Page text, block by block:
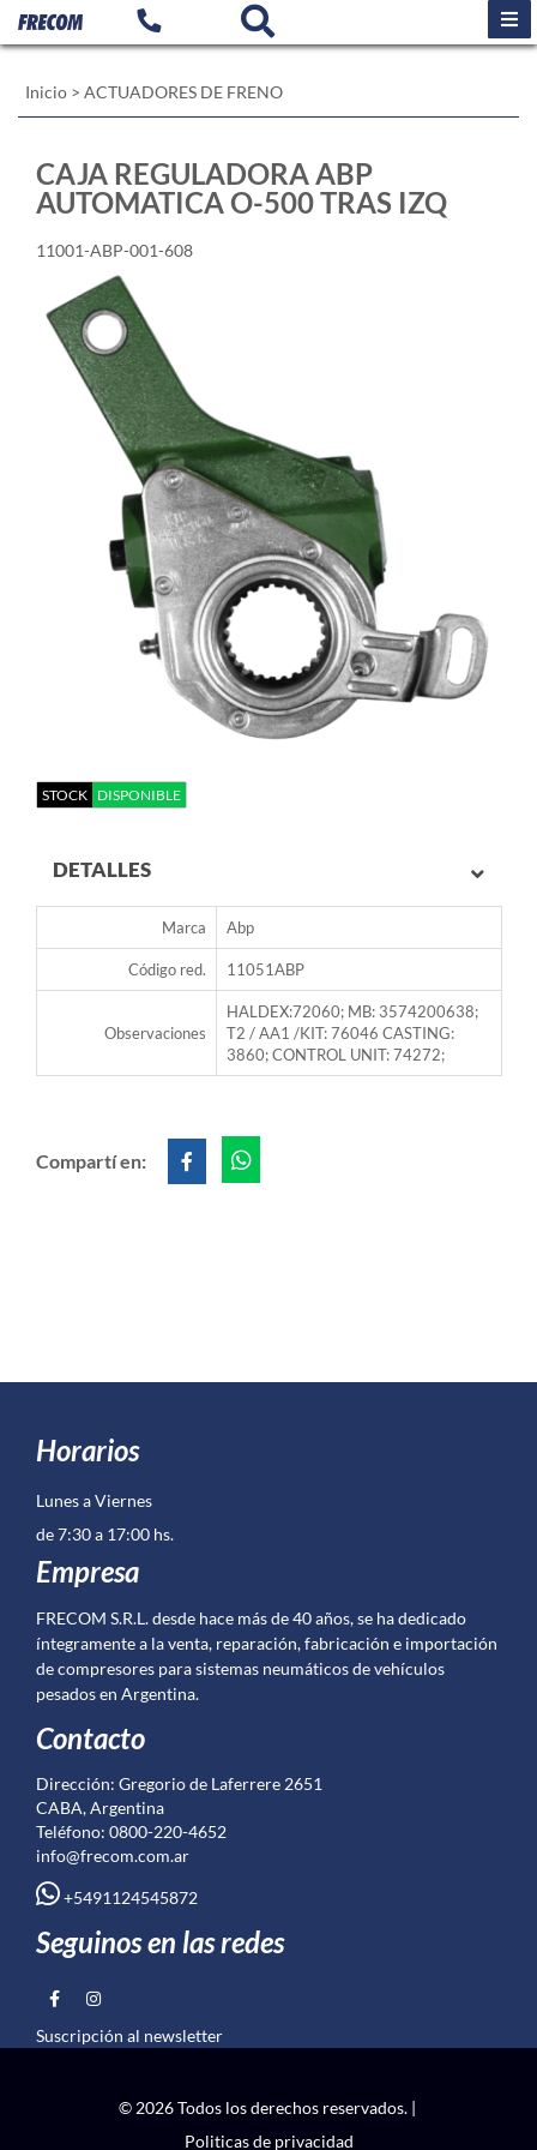
Inicio > ACTUADORES DE FRENO
CAJA REGULADORA ABP
AUTOMATICA O-500 TRAS IZQ
11001-ABP-001-608
STOCK DISPONIBLE
DETALLES
Marca Abp
Código red. 11051ABP
Observaciones
HALDEX:72060; MB: 3574200638;
T2 / AA1 /KIT: 76046 CASTING:
3860; CONTROL UNIT: 74272;
Compartí en:
Horarios
Lunes a Viernes
de 7:30 a 17:00 hs.
Empresa
FRECOM S.R.L. desde hace más de 40 años, se ha dedicado
íntegramente a la venta, reparación, fabricación e importación
de compresores para sistemas neumáticos de vehículos
pesados en Argentina.
Contacto
Dirección: Gregorio de Laferrere 2651
CABA, Argentina
Teléfono: 0800-220-4652
info@frecom.com.ar
+5491124545872
Seguinos en las redes
Suscripción al newsletter
© 2026 Todos los derechos reservados. |
Politicas de privacidad